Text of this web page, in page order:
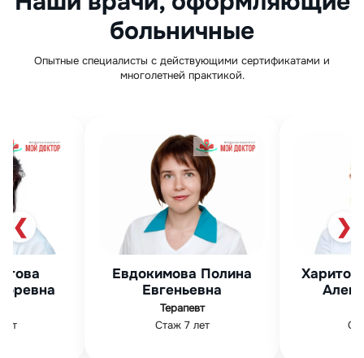
больничные
Опытные специалисты с действующими сертификатами и
многолетней практикой.
❮
Харитонова Светлана
Александровна
Стаж 16 лет
Мурза
Стаж 19
❯